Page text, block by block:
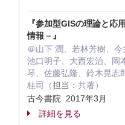
『参加型GISの理論と応
情報－』
＠山下 潤、若林芳樹、今
池口明子、大西宏治、岡
琴、佐藤弘隆、鈴木晃志
桂司（担当： 共著）
古今書院 2017年3月
詳細を見る